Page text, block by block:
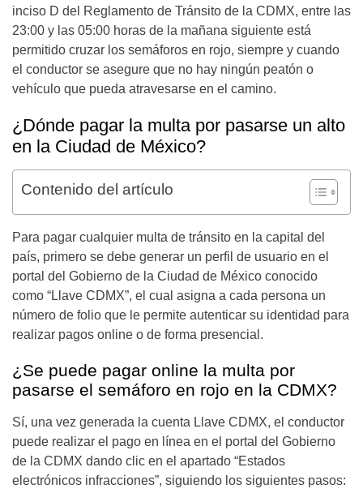
inciso D del Reglamento de Tránsito de la CDMX, entre las
23:00 y las 05:00 horas de la mañana siguiente está
permitido cruzar los semáforos en rojo, siempre y cuando
el conductor se asegure que no hay ningún peatón o
vehículo que pueda atravesarse en el camino.
¿Dónde pagar la multa por pasarse un alto
en la Ciudad de México?
Contenido del artículo
Para pagar cualquier multa de tránsito en la capital del
país, primero se debe generar un perfil de usuario en el
portal del Gobierno de la Ciudad de México conocido
como “Llave CDMX”, el cual asigna a cada persona un
número de folio que le permite autenticar su identidad para
realizar pagos online o de forma presencial.
¿Se puede pagar online la multa por
pasarse el semáforo en rojo en la CDMX?
Sí, una vez generada la cuenta Llave CDMX, el conductor
puede realizar el pago en línea en el portal del Gobierno
de la CDMX dando clic en el apartado “Estados
electrónicos infracciones”, siguiendo los siguientes pasos: